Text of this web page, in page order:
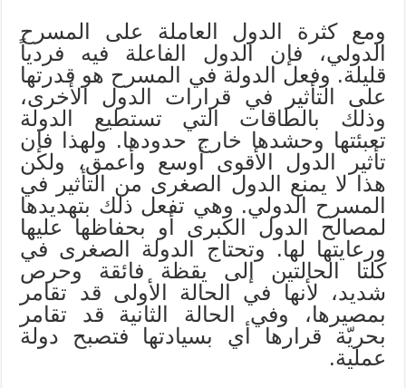
ومع كثرة الدول العاملة على المسرح
الدولي، فإن الدول الفاعلة فيه فردياً
قليلة. وفعل الدولة في المسرح هو قدرتها
على التأثير في قرارات الدول الأخرى،
وذلك بالطاقات التي تستطيع الدولة
تعبئتها وحشدها خارج حدودها. ولهذا فإن
تأثير الدول الأقوى أوسع وأعمق، ولكن
هذا لا يمنع الدول الصغرى من التأثير في
المسرح الدولي. وهي تفعل ذلك بتهديدها
لمصالح الدول الكبرى أو بحفاظها عليها
ورعايتها لها. وتحتاج الدولة الصغرى في
كلتا الحالتين إلى يقظة فائقة وحرص
شديد، لأنها في الحالة الأولى قد تقامر
بمصيرها، وفي الحالة الثانية قد تقامر
بحريّة قرارها أي بسيادتها فتصبح دولة
عملية.